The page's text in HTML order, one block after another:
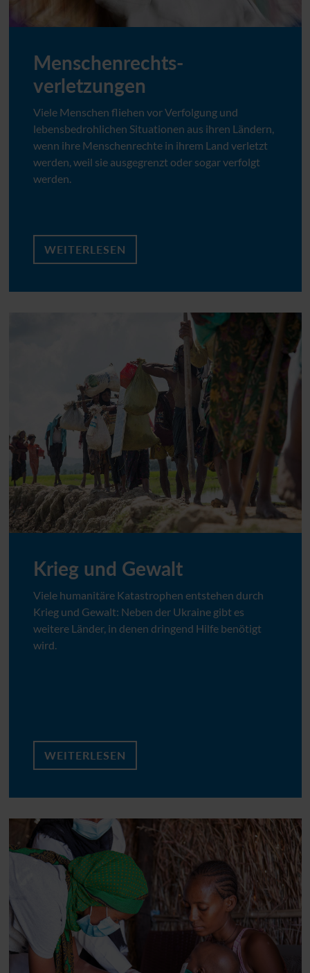
Krieg und Gewalt
Viele humanitäre Katastrophen entstehen durch
Krieg und Gewalt: Neben der Ukraine gibt es
weitere Länder, in denen dringend Hilfe benötigt
wird.
WEITERLESEN
Menschenrechts­
verletzungen
Viele Menschen fliehen vor Verfolgung und
lebensbedrohlichen Situationen aus ihren Ländern,
wenn ihre Menschenrechte in ihrem Land verletzt
werden, weil sie ausgegrenzt oder sogar verfolgt
werden.
WEITERLESEN